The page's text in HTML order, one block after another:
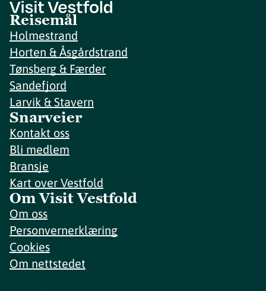
Reisemål
Holmestrand
Horten & Åsgårdstrand
Tønsberg & Færder
Sandefjord
Larvik & Stavern
Snarveier
Kontakt oss
Bli medlem
Bransje
Kart over Vestfold
Om Visit Vestfold
Om oss
Personvernerklæring
Cookies
Om nettstedet